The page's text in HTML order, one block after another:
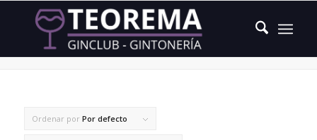
alga marina
Ordenar por Por defecto